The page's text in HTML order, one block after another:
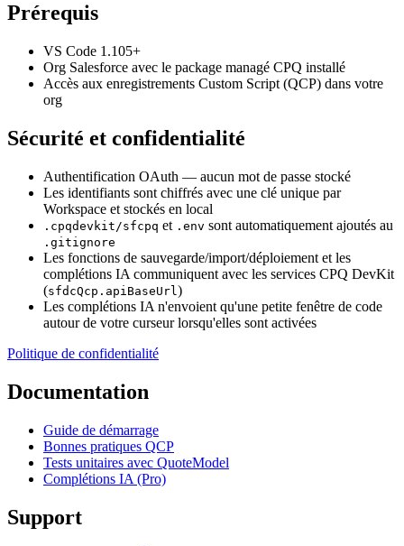
Prérequis
VS Code 1.105+
Org Salesforce avec le package managé CPQ installé
Accès aux enregistrements Custom Script (QCP) dans votre
org
Sécurité et confidentialité
Authentification OAuth — aucun mot de passe stocké
Les identifiants sont chiffrés avec une clé unique par
Workspace et stockés en local
.cpqdevkit/sfcpq et .env sont automatiquement ajoutés au
.gitignore
Les fonctions de sauvegarde/import/déploiement et les
complétions IA communiquent avec les services CPQ DevKit
(sfdcQcp.apiBaseUrl)
Les complétions IA n'envoient qu'une petite fenêtre de code
autour de votre curseur lorsqu'elles sont activées
Politique de confidentialité
Documentation
Guide de démarrage
Bonnes pratiques QCP
Tests unitaires avec QuoteModel
Complétions IA (Pro)
Support